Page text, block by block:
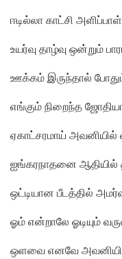
ஈடில்லா காட்சி
உயர்வு தாழ்வு ஒன்றும்
ஊக்கம் இருந்தால்
எங்கும் நிறைந்த
ஏகாட்சரமாய் அவனியில்
ஐங்கரநாதனை
ஒட்டியான பீடத்தில்
ஓம் என்றாலே ஓடியும்
ஒளவை எனவே